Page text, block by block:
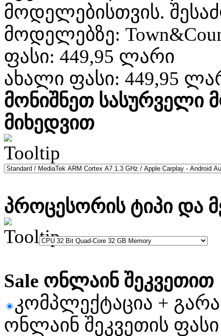
მოდელებისთვის.
მოდელებზე:
ფასი: 449,95 ლარი
ახალი ფასი: 449,95
მონიშნეთ სასურველი
მიხედვით
პროცესორის ტიპი და
Sale ონლაინ შეკვეთით
კომპლექტაცია +
ონლაინ შეკვეთის